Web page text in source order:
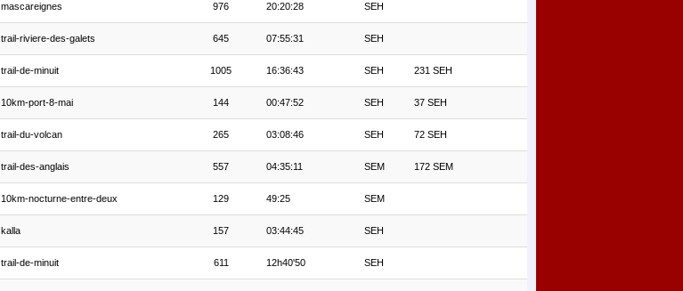
mascareignes 976 20:20:28 SEH
trail-riviere-des-galets 645 07:55:31 SEH
trail-de-minuit 1005 16:36:43 SEH 231 SEH
10km-port-8-mai 144 00:47:52 SEH 37 SEH
trail-du-volcan 265 03:08:46 SEH 72 SEH
trail-des-anglais 557 04:35:11 SEM 172 SEM
10km-nocturne-entre-deux 129 49:25 SEM
kalla 157 03:44:45 SEH
trail-de-minuit 611 12h40'50 SEH